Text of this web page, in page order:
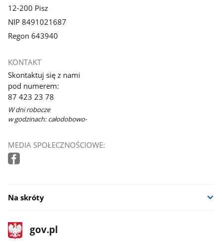
12-200 Pisz
NIP 8491021687
Regon 643940
KONTAKT
Skontaktuj się z nami
pod numerem:
87 423 23 78
W dni robocze
w godzinach: całodobowo-
MEDIA SPOŁECZNOŚCIOWE:
Na skróty
stopka
gov.pl
Strona
gov.pl